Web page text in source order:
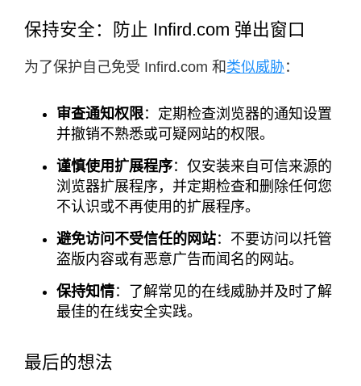
保持安全：防止 Infird.com 弹出窗口
为了保护自己免受 Infird.com 和 类似威胁：
审查通知权限：定期检查浏览器的通知设置
并撤销不熟悉或可疑网站的权限。
谨慎使用扩展程序：仅安装来自可信来源的
浏览器扩展程序，并定期检查和删除任何您
不认识或不再使用的扩展程序。
避免访问不受信任的网站：不要访问以托管
盗版内容或有恶意广告而闻名的网站。
保持知情：了解常见的在线威胁并及时了解
最佳的在线安全实践。
最后的想法